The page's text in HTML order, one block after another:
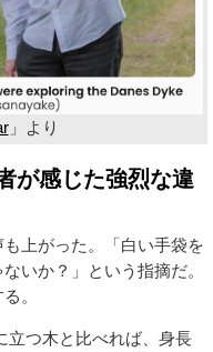
」より
が感じた強烈な違
上がった。「白い手袋を
いか？」という指摘だ。
。
立つ木と比べれば、身長